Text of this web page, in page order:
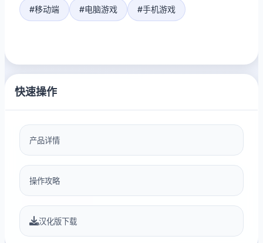
#移动端 #电脑游戏 #手机游戏
快速操作
产品详情
操作攻略
汉化版下载